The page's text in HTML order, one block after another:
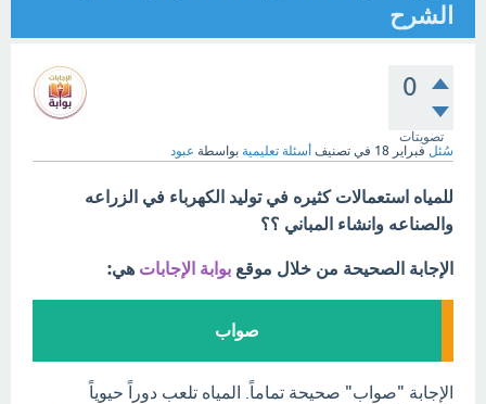
الشرح
0
تصويتات
سُئل فبراير 18 في تصنيف أسئلة تعليمية بواسطة عبود
للمياه استعمالات كثيره في توليد الكهرباء في الزراعه
والصناعه وانشاء المباني ؟؟
الإجابة الصحيحة من خلال موقع بوابة الإجابات هي:
صواب
الإجابة "صواب" صحيحة تماماً. المياه تلعب دوراً حيوياً